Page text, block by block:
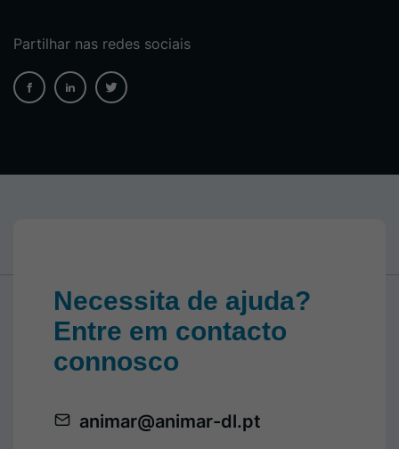
Partilhar nas redes sociais
Necessita de ajuda?
Entre em contacto
connosco
animar@animar-dl.pt